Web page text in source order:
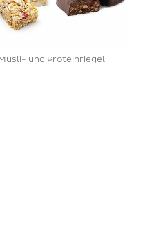
und Proteinriegel